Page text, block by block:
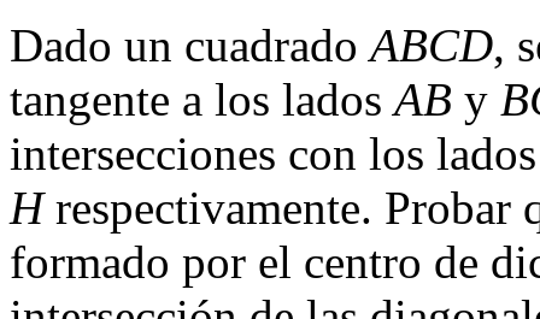
Dado un cuadradoABCD,
tangente a los ladosAB y
intersecciones con los
Hrespectivamente. Probar
formado por el centro de